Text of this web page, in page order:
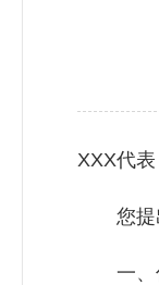
XXX代表
您提出
一、仁